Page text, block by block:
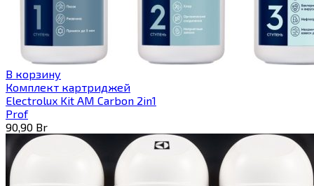
В корзину
Комплект картриджей
Electrolux Kit AM Carbon 2in1
Prof
90,90 Br